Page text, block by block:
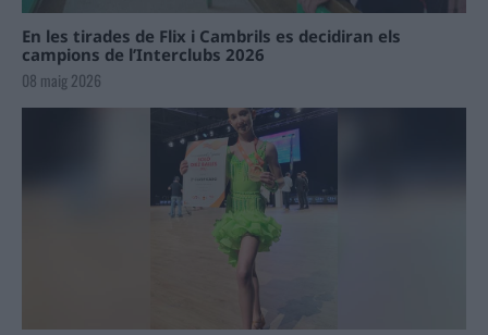
En les tirades de Flix i Cambrils es decidiran els
campions de l’Interclubs 2026
08 maig 2026